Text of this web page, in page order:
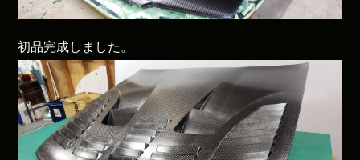
初品完成しました。